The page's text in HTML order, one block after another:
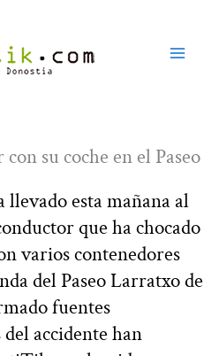
su coche en el Paseo
llevado esta mañana al
que ha chocado
varios contenedores
del Paseo Larratxo de
fuentes
accidente han